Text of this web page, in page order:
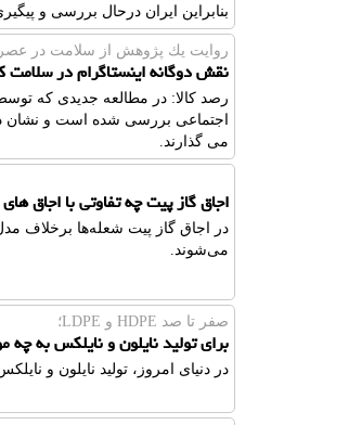
بنابراین ایران درحال بررسی و
روایت یك پژوهش از سلامت در
نقش دوگانه اینستاگرام در سلامت
رصد کالا: در مطالعه جدیدی که
اجتماعی بررسی شده است و نشان
می گذارند.
اجاق گاز پیت چه تفاوتی با اجاق
در اجاق گاز پیت شعله‌ها برخلاف
می‌شوند.
صفر تا صد HDPE و LDPE؛
برای تولید نایلون و نایلکس به چه
در دنیای امروز، تولید نایلون و